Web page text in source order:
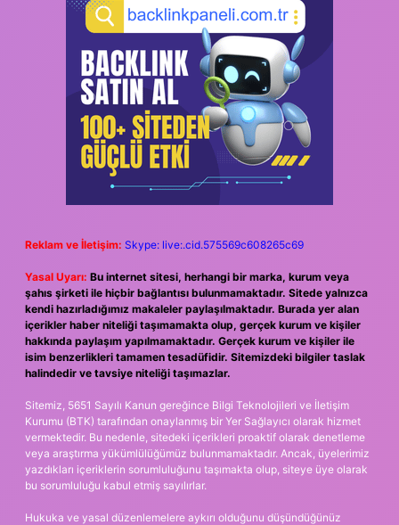
Reklam ve İletişim: Skype: live:.cid.575569c608265c69
Yasal Uyarı: Bu internet sitesi, herhangi bir marka, kurum veya
şahıs şirketi ile hiçbir bağlantısı bulunmamaktadır. Sitede yalnızca
kendi hazırladığımız makaleler paylaşılmaktadır. Burada yer alan
içerikler haber niteliği taşımamakta olup, gerçek kurum ve kişiler
hakkında paylaşım yapılmamaktadır. Gerçek kurum ve kişiler ile
isim benzerlikleri tamamen tesadüfidir. Sitemizdeki bilgiler taslak
halindedir ve tavsiye niteliği taşımazlar.
Sitemiz, 5651 Sayılı Kanun gereğince Bilgi Teknolojileri ve İletişim
Kurumu (BTK) tarafından onaylanmış bir Yer Sağlayıcı olarak hizmet
vermektedir. Bu nedenle, sitedeki içerikleri proaktif olarak denetleme
veya araştırma yükümlülüğümüz bulunmamaktadır. Ancak, üyelerimiz
yazdıkları içeriklerin sorumluluğunu taşımakta olup, siteye üye olarak
bu sorumluluğu kabul etmiş sayılırlar.
Hukuka ve yasal düzenlemelere aykırı olduğunu düşündüğünüz